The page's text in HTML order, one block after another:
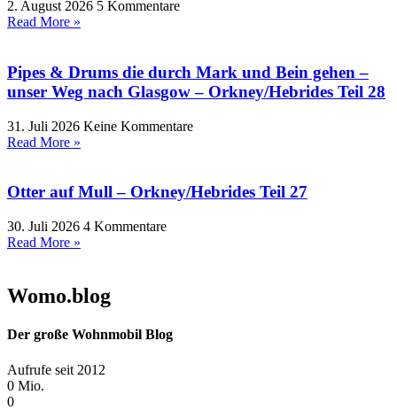
2. August 2026 5 Kommentare
Read More »
Pipes & Drums die durch Mark und Bein gehen –
unser Weg nach Glasgow – Orkney/Hebrides Teil 28
31. Juli 2026 Keine Kommentare
Read More »
Otter auf Mull – Orkney/Hebrides Teil 27
30. Juli 2026 4 Kommentare
Read More »
Womo.blog
Der große Wohnmobil Blog​
Aufrufe seit 2012
0 Mio.
0